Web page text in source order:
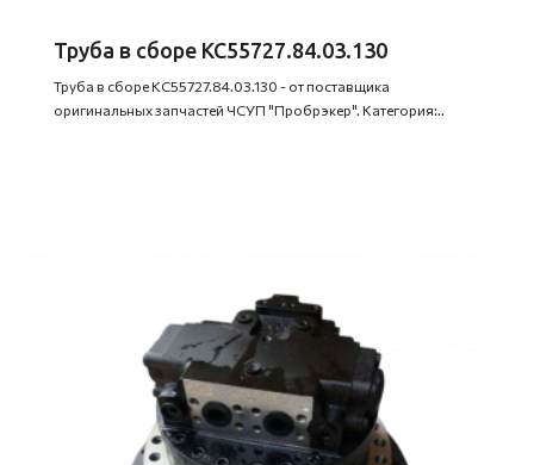
Труба в сборе КС55727.84.03.130
Труба в сборе КС55727.84.03.130 - от поставщика
оригинальных запчастей ЧСУП "Пробрэкер". Категория:..